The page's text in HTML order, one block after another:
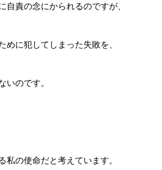
自責の念にかられるのですが、
めに犯してしまった失敗を、
いのです。
私の使命だと考えています。